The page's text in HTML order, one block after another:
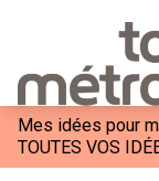
Mes idées pour
TOUTES VOS